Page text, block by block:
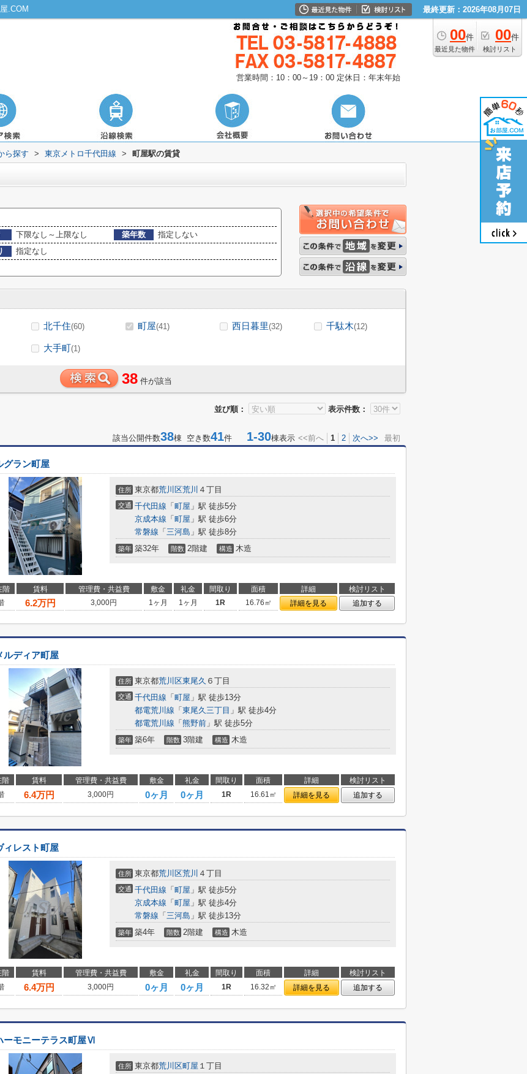
.COM 最終更新：2026年08月07日
00件
最近見た物件
00件
検討リスト
営業時間：10：00～19：00 定休日：年末年始
ら探す > 東京メトロ千代田線 > 町屋駅の賃貸
下限なし～上限なし 築年数
指定しない
指定なし
北千住(60) 町屋(41) 西日暮里(32) 千駄木(12)
大手町(1)
38 件が該当
並び順： 表示件数：
該当公開件数38棟 空き数41件 1-30棟表示 <<前へ 1 2 次へ>> 最初
グラン町屋
住所 東京都荒川区荒川 ４丁目
交通 千代田線 「 町屋 」駅 徒歩5分
京成本線 「 町屋 」駅 徒歩6分
常磐線 「 三河島 」駅 徒歩8分
築年 築32年 階数 2階建 構造 木造
階 賃料 管理費・共益費 敷金 礼金 間取り 面積 詳細
検討リスト
6.2万円 3,000円 1ヶ月 1ヶ月 1R 16.76㎡ 詳細を見る 追加する
ルディア町屋
住所 東京都荒川区東尾久 ６丁目
交通 千代田線 「 町屋 」駅 徒歩13分
都電荒川線 「 東尾久三丁目 」駅 徒歩4分
都電荒川線 「 熊野前 」駅 徒歩5分
築年 築6年 階数 3階建 構造 木造
階 賃料 管理費・共益費 敷金 礼金 間取り 面積 詳細
検討リスト
6.4万円 3,000円 0ヶ月 0ヶ月 1R 16.61㎡ 詳細を見る 追加する
ィレスト町屋
住所 東京都荒川区荒川 ４丁目
交通 千代田線 「 町屋 」駅 徒歩5分
京成本線 「 町屋 」駅 徒歩4分
常磐線 「 三河島 」駅 徒歩13分
築年 築4年 階数 2階建 構造 木造
階 賃料 管理費・共益費 敷金 礼金 間取り 面積 詳細
検討リスト
6.4万円 3,000円 0ヶ月 0ヶ月 1R 16.32㎡ 詳細を見る 追加する
ーモニーテラス町屋Ⅵ
住所 東京都荒川区町屋 １丁目